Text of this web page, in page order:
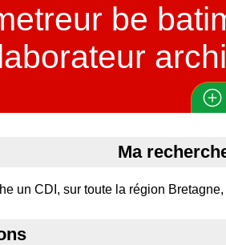
be
Ma
un CDI, sur toute la région